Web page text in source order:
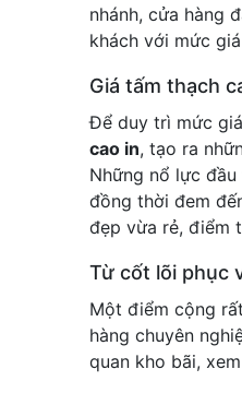
nhánh, cửa hàng
khách với mức
Giá tấm thạch
Để duy trì mức
cao in, tạo ra
Những nổ lực
đồng thời đem
đẹp vừa rẻ, điểm
Từ cốt lõi phục
Một điểm cộng
hàng chuyên
quan kho bãi,